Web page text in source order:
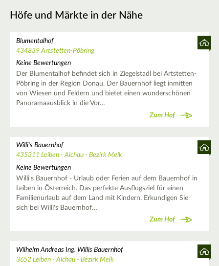
Höfe und Märkte in der Nähe
Blumentalhof
434839 Artstetten-Pöbring
Keine Bewertungen
Der Blumentalhof befindet sich in Ziegelstadl bei Artstetten-
Pöbring in der Region Donau. Der Bauernhof liegt inmitten
von Wiesen und Feldern und bietet einen wunderschönen
Panoramaausblick in die Vor…
Zum Hof
Willi's Bauernhof
435311 Leiben - Aichau - Bezirk Melk
Keine Bewertungen
Willi's Bauernhof - Urlaub oder Ferien auf dem Bauernhof in
Leiben in Österreich. Das perfekte Ausflugsziel für einen
Familienurlaub auf dem Land mit Kindern. Erkundigen Sie
sich bei Willi's Bauernhof…
Zum Hof
Wilhelm Andreas Ing. Willis Bauernhof
3652 Leiben - Aichau - Bezirk Melk